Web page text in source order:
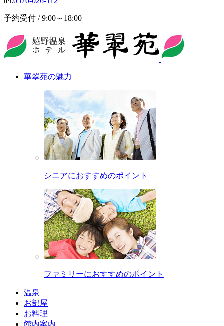
予約受付 / 9:00～18:00
華翠苑の魅力
シニアにおすすめのポイント
ファミリーにおすすめのポイント
温泉
お部屋
お料理
館内案内